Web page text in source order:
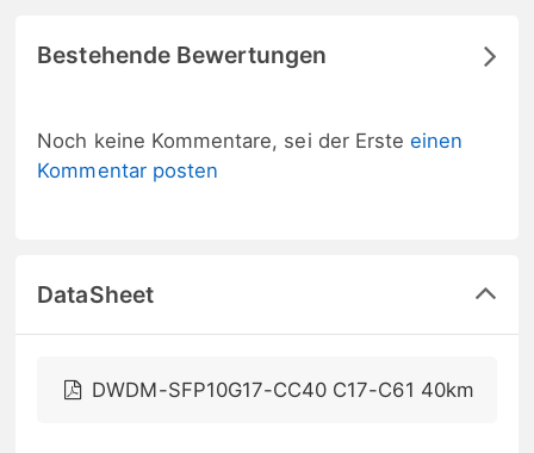
Bestehende Bewertungen
Noch keine Kommentare, sei der Ersteeinen
Kommentar posten
DataSheet
DWDM-SFP10G17-CC40 C17-C61 40km